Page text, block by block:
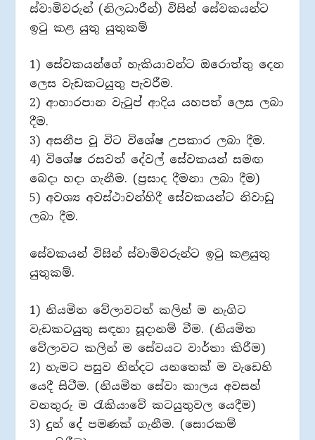
ස්වාමිවරුන් (නිලධාරීන්) විසින් සේවකයන්ට
ඉටු කළ යුතු යුතුකම්
1) සේවකයන්ගේ හැකියාවන්ට ඔරොත්තු දෙන
ලෙස වැඩකටයුතු පැවරීම.
2) ආහාරපාන වැටුප් ආදිය යහපත් ලෙස ලබා
දීම.
3) අසනීප වූ විට විශේෂ උපකාර ලබා දීම.
4) විශේෂ රසවත් දේවල් සේවකයන් සමඟ
බෙදා හදා ගැනීම. (ප්‍රසාද දීමනා ලබා දීම)
5) අවශ්‍ය අවස්ථාවන්හිදී සේවකයන්ට නිවාඩු
ලබා දීම.
සේවකයන් විසින් ස්වාමිවරුන්ට ඉටු කළයුතු
යුතුකම්.
1) නියමිත වේලාවටත් කලින් ම නැගිට
වැඩකටයුතු සඳහා සූදානම් වීම. (නියමිත
වේලාවට කලින් ම සේවයට වාර්තා කිරීම)
2) හැමට පසුව නින්දට යනතෙක් ම වැඩෙහි
යෙදී සිටීම. (නියමිත සේවා කාලය අවසන්
වනතුරු ම රැකියාවේ කටයුතුවල යෙදීම)
3) දුන් දේ පමණක් ගැනීම. (සොරකම්